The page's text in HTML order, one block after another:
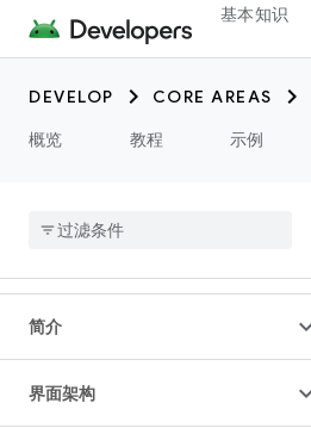
基本知识
DEVELOP CORE AREAS
概览
教程 示例
简介
界面架构